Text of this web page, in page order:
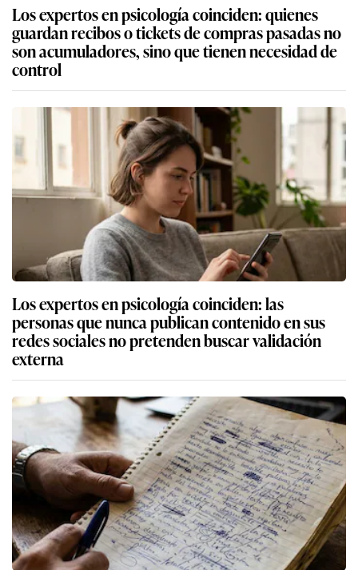
Los expertos en psicología coinciden: quienes
guardan recibos o tickets de compras pasadas no
son acumuladores, sino que tienen necesidad de
control
Los expertos en psicología coinciden: las
personas que nunca publican contenido en sus
redes sociales no pretenden buscar validación
externa